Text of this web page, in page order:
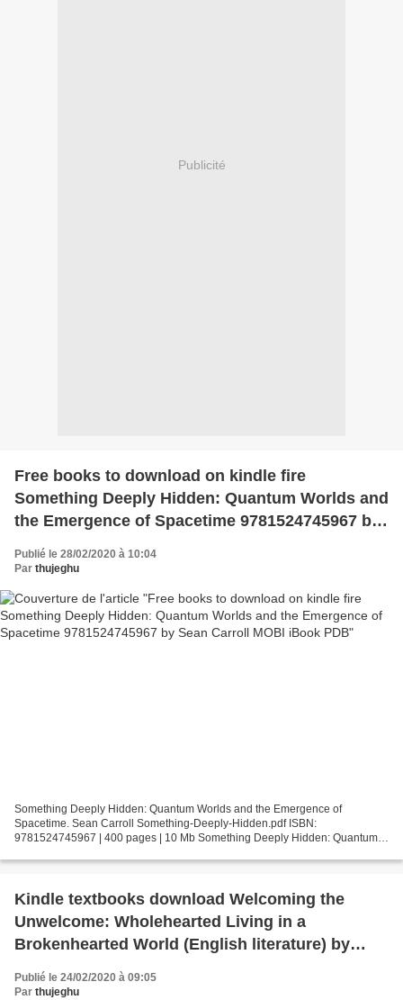
Publicité
Free books to download on kindle fire
Something Deeply Hidden: Quantum Worlds and
the Emergence of Spacetime 9781524745967 by
Publié le 28/02/2020 à 10:04
Par thujeghu
Something Deeply Hidden: Quantum Worlds and the Emergence of
Spacetime. Sean Carroll Something-Deeply-Hidden.pdf ISBN:
9781524745967 | 400 pages | 10 Mb Something Deeply Hidden: Quantum
Kindle textbooks download Welcoming the
Unwelcome: Wholehearted Living in a
Brokenhearted World (English literature) by
Pema Chodron
Publié le 24/02/2020 à 09:05
Par thujeghu